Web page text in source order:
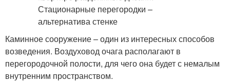
Каминное сооружение – один из интересных способов
возведения. Воздуховод очага располагают в
перегородочной полости, для чего она будет с немалым
внутренним пространством.